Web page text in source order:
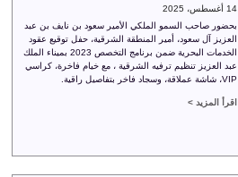
14 أغسطس، 2025
بحضور صاحب السمو الملكي الأمير سعود بن نايف بن عبد
العزيز آل سعود، أمير المنطقة الشرقية، حفل توقيع عقود
الخدمات البحرية ضمن برنامج التخصص 2023 بميناء الملك
عبد العزيز تنظيم ترفيه الشرقية ، مع خيام فاخرة، كراسي
VIP، شاشة عملاقة، وسجاد فاخر بتفاصيل راقية.
اقرأ المزيد >